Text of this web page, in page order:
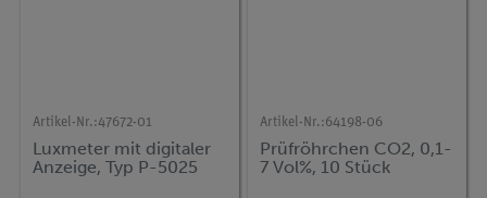
Artikel-Nr.:47672-01
Luxmeter mit digitaler
Anzeige, Typ P-5025
Artikel-Nr.:64198-06
Prüfröhrchen CO2, 0,1-
7 Vol%, 10 Stück